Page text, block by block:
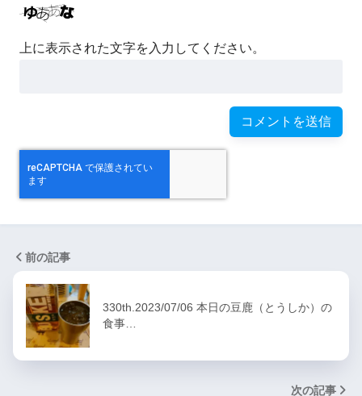
上に表示された文字を入力してください。
前の記事
330th.2023/07/06 本日の豆鹿（とうしか）の
食事…
次の記事